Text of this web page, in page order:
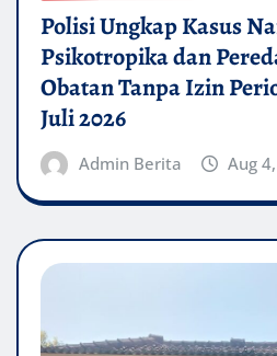
Polisi Ungkap Kasus
Psikotropika dan
Obatan Tanpa Izin
Juli 2026
Admin Berita Aug